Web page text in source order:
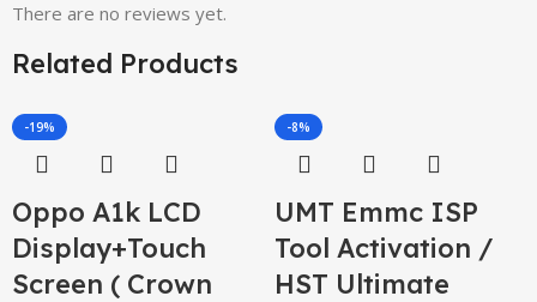
There are no reviews yet.
Related Products
-19%
Oppo A1k LCD
Display+Touch
Screen ( Crown
-8%
UMT Emmc ISP
Tool Activation /
HST Ultimate